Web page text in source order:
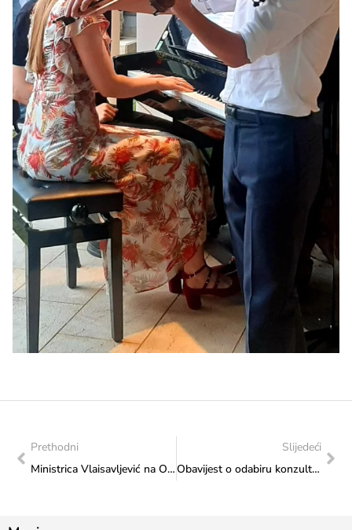
Prethodni
Ministrica Vlaisavljević na Otvorenju izložbe “Gabriel Jurkić – hommage ljepoti, in memoriam 1974. – 2024.”
Slijedeći
Obavijest o odabiru konzultanata za ex-ante evaluaciju Strategije za mlade Federacije BiH do 2027. godine